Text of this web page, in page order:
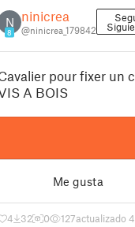
N
8
ninicrea
@ninicrea_179842
pour fixer un
A BOIS
Me gusta
4 32 0 127actualizado